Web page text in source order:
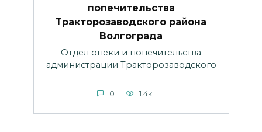
попечительства
Тракторозаводского района
Волгограда
Отдел опеки и попечительства
администрации Тракторозаводского
0 1.4к.